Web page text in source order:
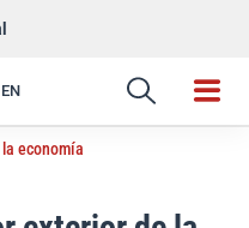
EN
Enlace
economía